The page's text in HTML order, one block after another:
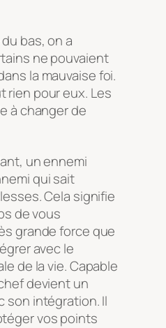
bas, on a
ne pouvaient
la mauvaise foi.
rien pour eux. Les
à changer de
un ennemi
qui sait
Cela signifie
de vous
grande force que
avec le
de la vie. Capable
devient un
son intégration. Il
vos points